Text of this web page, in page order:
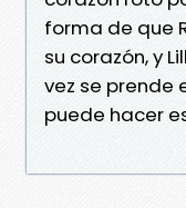
forma de que
su corazón, y
vez se prende
puede hacer